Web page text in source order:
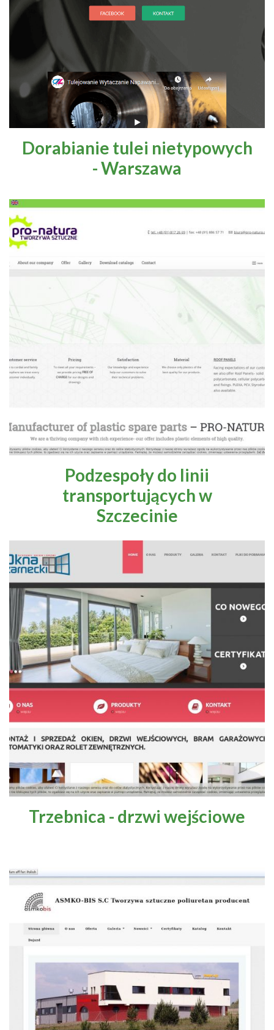
Dorabianie tulei nietypowych
- Warszawa
Podzespoły do linii
transportujących w
Szczecinie
Trzebnica - drzwi wejściowe